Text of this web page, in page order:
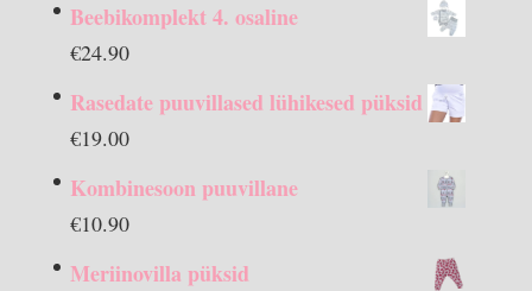
Beebikomplekt 4. osaline
€24.90
Rasedate puuvillased lühikesed püksid
€19.00
Kombinesoon puuvillane
€10.90
Meriinovilla püksid